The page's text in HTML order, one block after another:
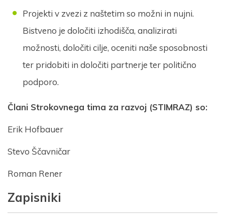
Projekti v zvezi z naštetim so možni in nujni.
Bistveno je določiti izhodišča, analizirati
možnosti, določiti cilje, oceniti naše sposobnosti
ter pridobiti in določiti partnerje ter politično
podporo.
Člani Strokovnega tima za razvoj (STIMRAZ) so:
Erik Hofbauer
Stevo Ščavničar
Roman Rener
Zapisniki